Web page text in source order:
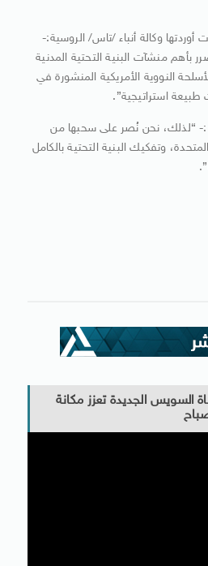
وكالة أنباء /تاس/ الروسية:-
بأهم منشآت البنية التحتية المدنية
النووية الأمريكية المنشورة في
طبيعة استراتيجية”.
:- “لذلك، نحن نُصر على سحبها من
المتحدة، وتفكيك البنية التحتية بالكامل
السويس الجديدة تعزز مكانة